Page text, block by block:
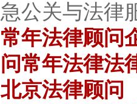
急公关与法律
常年法律顾问
问常年法律法
北京法律顾问